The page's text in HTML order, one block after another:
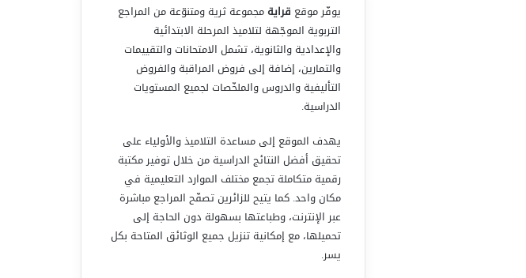
يوفّر موقع قرايةمجموعة ثرية ومتنوّعة من المراجع
التربوية الموجّهة لتلاميذ المرحلة الابتدائية
والإعدادية والثانوية، تشمل الامتحانات والتقييمات
والتمارين، إضافة إلى فروض المراقبة والفروض
التأليفية والدروس والملخّصات لجميع المستويات
الدراسية.
يهدف الموقع إلى مساعدة التلاميذ والأولياء على
تحقيق أفضل النتائج الدراسية من خلال توفير مكتبة
رقمية متكاملة تجمع مختلف الموارد التعليمية في
مكان واحد. كما يتيح للزائرين تصفّح المراجع مباشرة
عبر الإنترنت، وطباعتها بسهولة دون الحاجة إلى
تحميلها، مع إمكانية تنزيل جميع الوثائق المتاحة بكل
يسر.